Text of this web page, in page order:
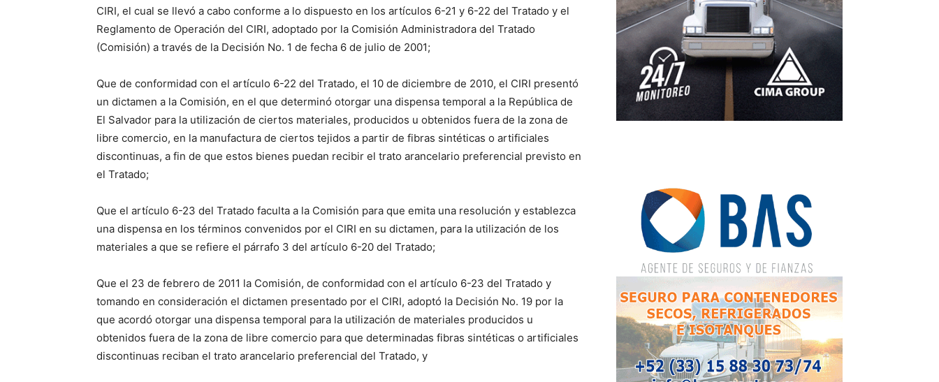
CIRI, el cual se llevó a cabo conforme a lo dispuesto en los artículos 6-21 y 6-22 del Tratado y el
Reglamento de Operación del CIRI, adoptado por la Comisión Administradora del Tratado
(Comisión) a través de la Decisión No. 1 de fecha 6 de julio de 2001;
Que de conformidad con el artículo 6-22 del Tratado, el 10 de diciembre de 2010, el CIRI presentó
un dictamen a la Comisión, en el que determinó otorgar una dispensa temporal a la República de
El Salvador para la utilización de ciertos materiales, producidos u obtenidos fuera de la zona de
libre comercio, en la manufactura de ciertos tejidos a partir de fibras sintéticas o artificiales
discontinuas, a fin de que estos bienes puedan recibir el trato arancelario preferencial previsto en
el Tratado;
Que el artículo 6-23 del Tratado faculta a la Comisión para que emita una resolución y establezca
una dispensa en los términos convenidos por el CIRI en su dictamen, para la utilización de los
materiales a que se refiere el párrafo 3 del artículo 6-20 del Tratado;
Que el 23 de febrero de 2011 la Comisión, de conformidad con el artículo 6-23 del Tratado y
tomando en consideración el dictamen presentado por el CIRI, adoptó la Decisión No. 19 por la
que acordó otorgar una dispensa temporal para la utilización de materiales producidos u
obtenidos fuera de la zona de libre comercio para que determinadas fibras sintéticas o artificiales
discontinuas reciban el trato arancelario preferencial del Tratado, y